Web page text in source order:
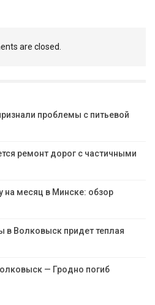
are closed.
проблемы с питьевой
ремонт дорог с частичными
на месяц в Минске: обзор
Волковыск придет теплая
— Гродно погиб